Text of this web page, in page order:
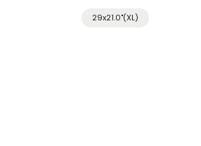
29x21.0"(XL)